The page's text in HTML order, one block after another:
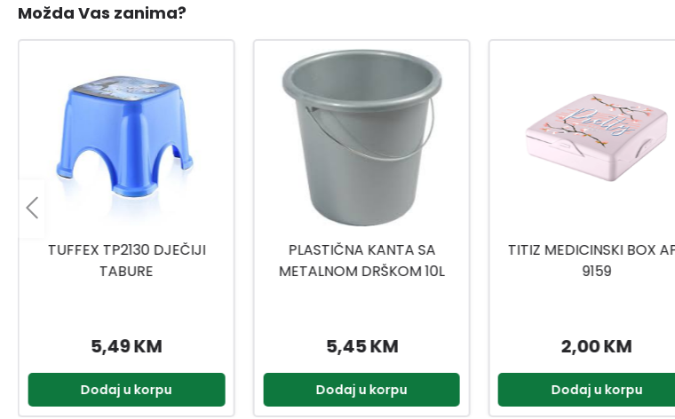
Možda Vas zanima?
PLASTIČNA KANTA SA
METALNOM DRŠKOM 10L
5,45 KM
Dodaj u korpu
TITIZ MEDICINSKI BOX AP-
9159
2,00 KM
Dodaj u korpu
TITIZ SET ZA KUPATILO
PRIWEX TP-557
49,90 KM
Dodaj u korpu